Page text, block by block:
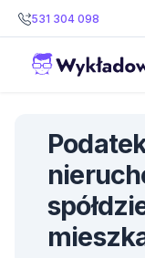
531 304 098